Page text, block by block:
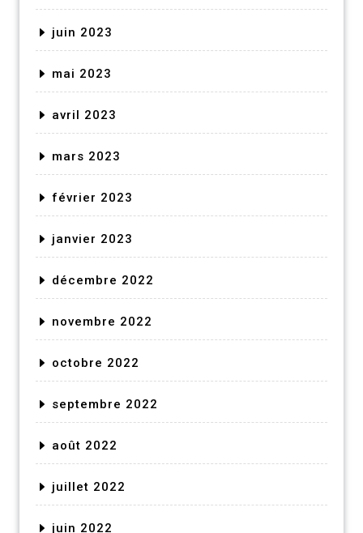
juin 2023
mai 2023
avril 2023
mars 2023
février 2023
janvier 2023
décembre 2022
novembre 2022
octobre 2022
septembre 2022
août 2022
juillet 2022
juin 2022